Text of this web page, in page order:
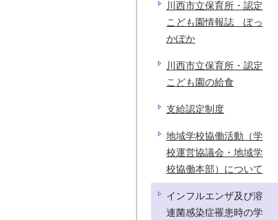
川西市立保育所・認定
こども園情報誌 ぽっ
かぽか
川西市立保育所・認定
こども園の給食
支給認定制度
地域学校協働活動（学
校運営協議会・地域学
校協働本部）について
インフルエンザ及び溶
連菌感染症罹患時の学